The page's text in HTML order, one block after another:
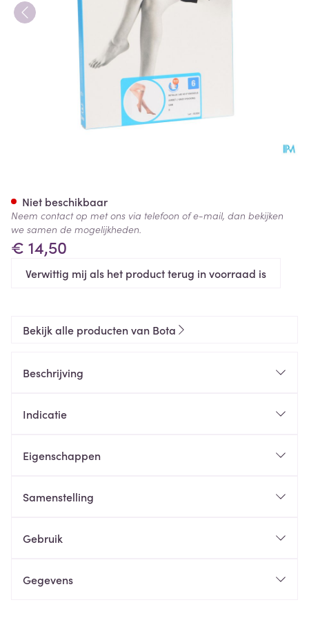
€ 14,50
Verwittig mij als het product terug in voorraad is
Niet beschikbaar
Neem contact op met ons via telefoon of e-mail, dan bekijken
we samen de mogelijkheden.
Bekijk alle producten van Bota
Beschrijving
Indicatie
Eigenschappen
Samenstelling
Gebruik
Gegevens